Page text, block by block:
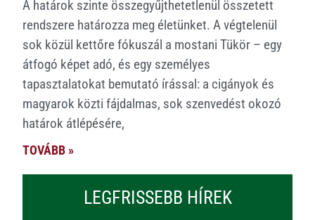
A határok szinte összegyűjthetetlenül összetett
rendszere határozza meg életünket. A végtelenül
sok közül kettőre fókuszál a mostani Tükör – egy
átfogó képet adó, és egy személyes
tapasztalatokat bemutató írással: a cigányok és
magyarok közti fájdalmas, sok szenvedést okozó
határok átlépésére,
TOVÁBB »
LEGFRISSEBB HÍREK